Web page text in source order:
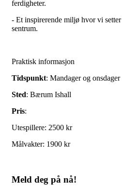
ferdigheter.
- Et inspirerende miljø hvor vi setter
sentrum.
Praktisk informasjon
Tidspunkt: Mandager og onsdager
Sted: Bærum Ishall
Pris:
Utespillere: 2500 kr
Målvakter: 1900 kr
Meld deg på nå!